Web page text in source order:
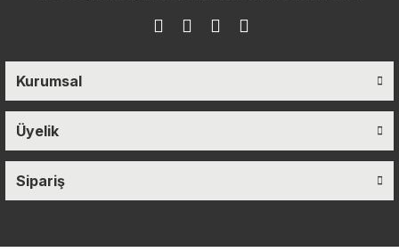
Kurumsal
Üyelik
Sipariş